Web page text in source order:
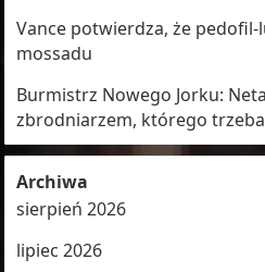
Vance potwierdza, że
mossadu
Burmistrz Nowego Jorku:
zbrodniarzem, którego
Archiwa
sierpień 2026
lipiec 2026